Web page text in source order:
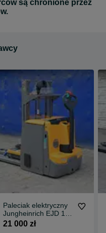
są chronione przez
Paleciak elektryczny
Jungheinrich EJD 120
2025 rok Nowy 2mth
21 000 zł